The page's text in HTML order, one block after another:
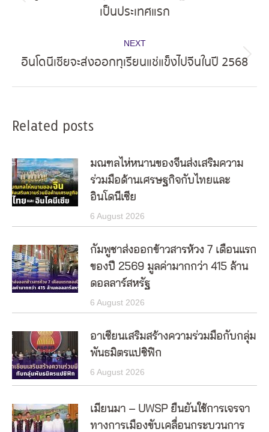
post:
เป็นประเทศแรก
NEXT
Next
อินโดนีเซียจะส่งออกทุเรียนแช่แข็งไปจีนในปี 2568
Related posts
มณฑลไห่หนานของจีนส่งเสริมความ
ร่วมมือด้านเศรษฐกิจกับไทยและ
อินโดนีเซีย
6 August 2026
กัมพูชาส่งออกข้าวสารห้วง 7 เดือนแรก
ของปี 2569 มูลค่ามากกว่า 415 ล้าน
ดอลลาร์สหรัฐ
6 August 2026
อาเซียนเสริมสร้างความร่วมมือกับกลุ่ม
พันธมิตรแปซิฟิก
6 August 2026
เมียนมา – UWSP ยืนยันใช้การเจรจา
ทางการเมืองขับเคลื่อนกระบวนการ